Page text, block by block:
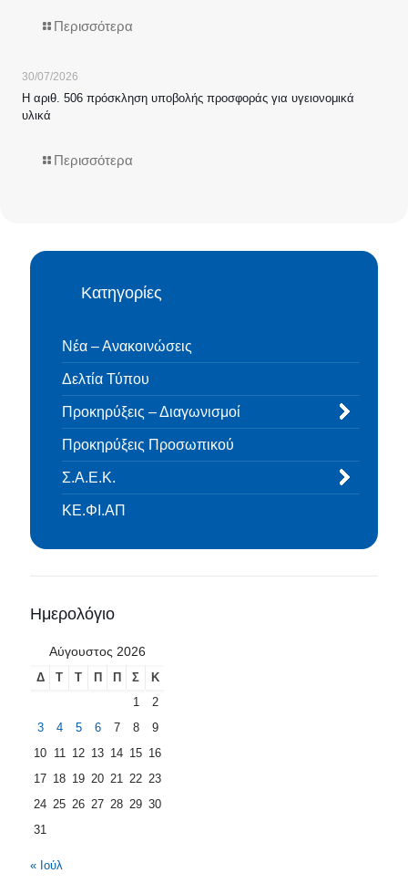
Περισσότερα
30/07/2026
Η αριθ. 506 πρόσκληση υποβολής προσφοράς για υγειονομικά
υλικά
Περισσότερα
Κατηγορίες
Νέα – Ανακοινώσεις
Δελτία Τύπου
Προκηρύξεις – Διαγωνισμοί
Προκηρύξεις Προσωπικού
Σ.Α.Ε.Κ.
ΚΕ.ΦΙ.ΑΠ
Ημερολόγιο
Αύγουστος 2026
Δ Τ Τ Π Π Σ
Κ
1
2
3
4 5 6 7 8
9
10 11 12 13 14 15 16
17 18 19 20 21 22 23
24 25 26 27 28 29 30
31
« Ιούλ